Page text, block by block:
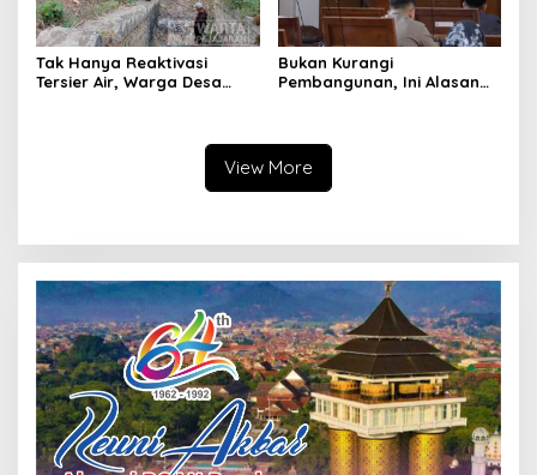
Tak Hanya Reaktivasi
Tersier Air, Warga Desa
Bukan Kurangi
Pembangunan, Ini Alasan
View More